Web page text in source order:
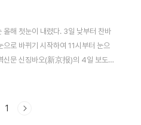
올해 첫눈이 내렸다. 3일 낮부터 찬바
로 바뀌기 시작하여 11시부터 눈으
신문 신징바오(新京报)의 4일 보도에
로 이동하면서 중국 대부분 지역에
내렸으나, 많은 눈으로 폭설주의보가
1